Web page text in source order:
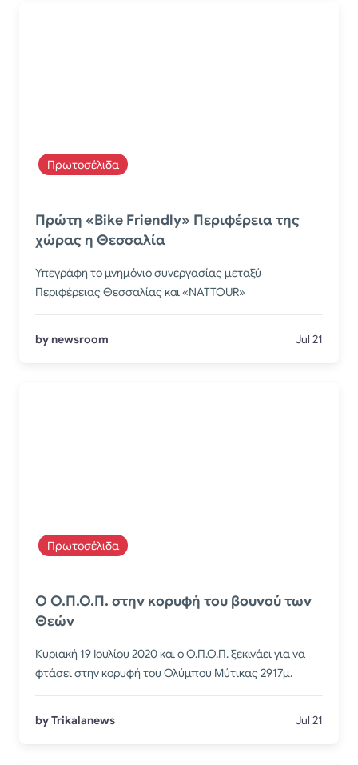
Πρωτοσέλιδα
Πρώτη «Bike Friendly» Περιφέρεια της
χώρας η Θεσσαλία
Υπεγράφη το μνημόνιο συνεργασίας μεταξύ
Περιφέρειας Θεσσαλίας και «NATTOUR»
by newsroom Jul 21
Πρωτοσέλιδα
Ο Ο.Π.Ο.Π. στην κορυφή του βουνού των
Θεών
Κυριακή 19 Ιουλίου 2020 και ο Ο.Π.Ο.Π. ξεκινάει για να
φτάσει στην κορυφή του Ολύμπου Μύτικας 2917μ.
by Trikalanews Jul 21